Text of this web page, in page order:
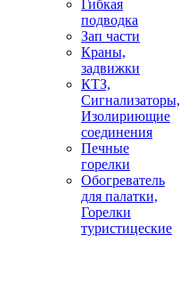
Гибкая
подводка
Зап части
Краны,
задвижки
КТЗ,
Сигнализаторы,
Изолириющие
соединения
Печные
горелки
Обогреватель
для палатки,
Горелки
туристицеские